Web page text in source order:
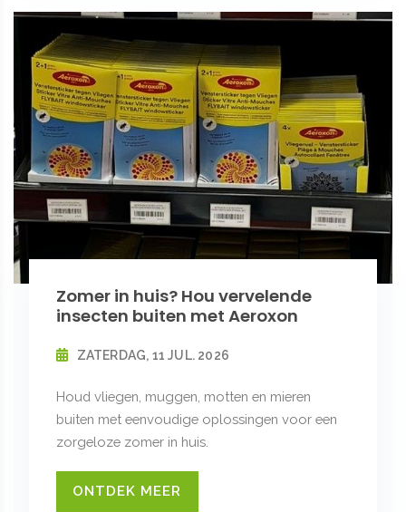
Zomer in huis? Hou vervelende
insecten buiten met Aeroxon
ZATERDAG, 11 JUL. 2026
Houd vliegen, muggen, motten en mieren
buiten met eenvoudige oplossingen voor een
zorgeloze zomer in huis.
ONTDEK MEER